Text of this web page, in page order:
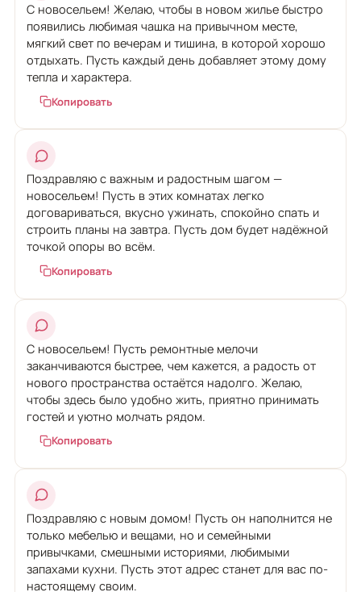
С новосельем! Желаю, чтобы в новом жилье быстро
появились любимая чашка на привычном месте,
мягкий свет по вечерам и тишина, в которой хорошо
отдыхать. Пусть каждый день добавляет этому дому
тепла и характера.
Копировать
Поздравляю с важным и радостным шагом —
новосельем! Пусть в этих комнатах легко
договариваться, вкусно ужинать, спокойно спать и
строить планы на завтра. Пусть дом будет надёжной
точкой опоры во всём.
Копировать
С новосельем! Пусть ремонтные мелочи
заканчиваются быстрее, чем кажется, а радость от
нового пространства остаётся надолго. Желаю,
чтобы здесь было удобно жить, приятно принимать
гостей и уютно молчать рядом.
Копировать
Поздравляю с новым домом! Пусть он наполнится не
только мебелью и вещами, но и семейными
привычками, смешными историями, любимыми
запахами кухни. Пусть этот адрес станет для вас по-
настоящему своим.